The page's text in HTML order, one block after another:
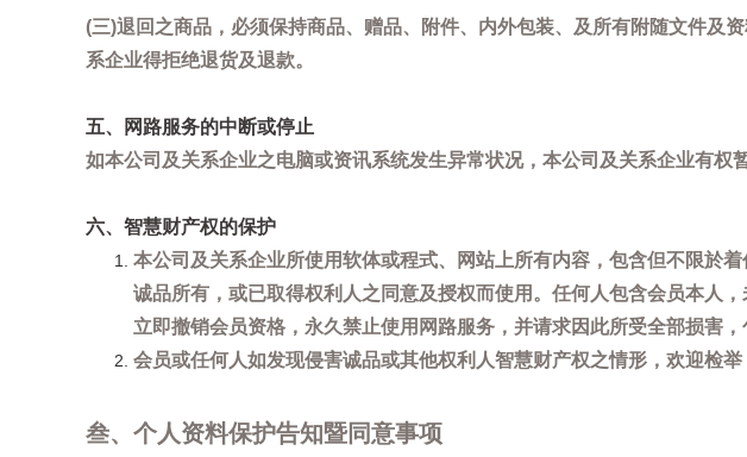
(三)退回之商品，必须保持商品、赠品、附件、内外包装、及所有附随文件及
系企业得拒绝退货及退款。
五、网路服务的中断或停止
如本公司及关系企业之电脑或资讯系统发生异常状况，本公司及关系企业有权
六、智慧财产权的保护
本公司及关系企业所使用软体或程式、网站上所有内容，包含但不限於
诚品所有，或已取得权利人之同意及授权而使用。任何人包含会员本人
立即撤销会员资格，永久禁止使用网路服务，并请求因此所受全部损害
会员或任何人如发现侵害诚品或其他权利人智慧财产权之情形，欢迎检
叁、个人资料保护告知暨同意事项